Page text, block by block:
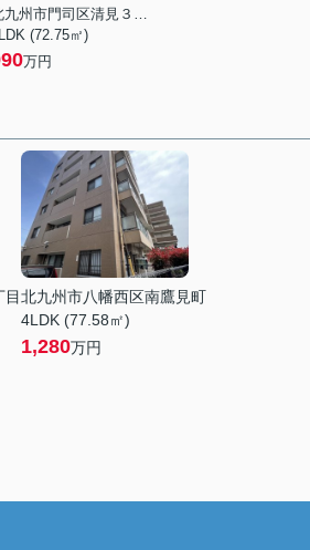
北九州市門司区清見３丁目
(72.75㎡)
万円
北九州市八幡西区南鷹見町
4LDK (77.58㎡)
1,280万円